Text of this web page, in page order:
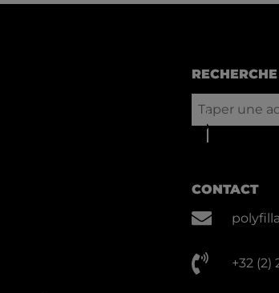
CONTACT
+32 (2)